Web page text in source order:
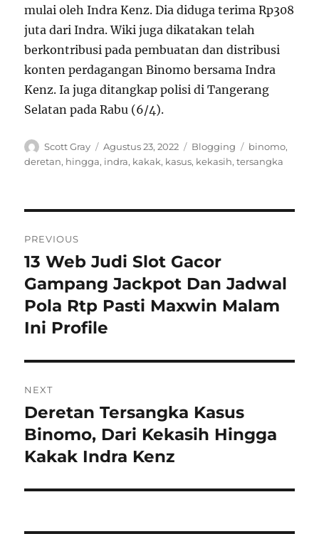
mulai oleh Indra Kenz. Dia diduga terima Rp308
juta dari Indra. Wiki juga dikatakan telah
berkontribusi pada pembuatan dan distribusi
konten perdagangan Binomo bersama Indra
Kenz. Ia juga ditangkap polisi di Tangerang
Selatan pada Rabu (6/4).
Author
Scott Gray
Posted
on
Agustus 23, 2022 Categories
Blogging Tags
binomo,
deretan, hingga, indra, kakak, kasus, kekasih,tersangka
pos
PREVIOUS
Previous
post:
13 Web Judi Slot Gacor
Gampang Jackpot Dan Jadwal
Pola Rtp Pasti Maxwin Malam
Ini Profile
NEXT
Next
post:
Deretan Tersangka Kasus
Binomo, Dari Kekasih Hingga
Kakak Indra Kenz